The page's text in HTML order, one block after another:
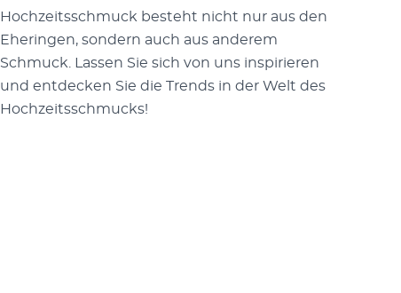
Hochzeitsschmuck besteht nicht nur aus den
Eheringen, sondern auch aus anderem
Schmuck. Lassen Sie sich von uns inspirieren
und entdecken Sie die Trends in der Welt des
Hochzeitsschmucks!